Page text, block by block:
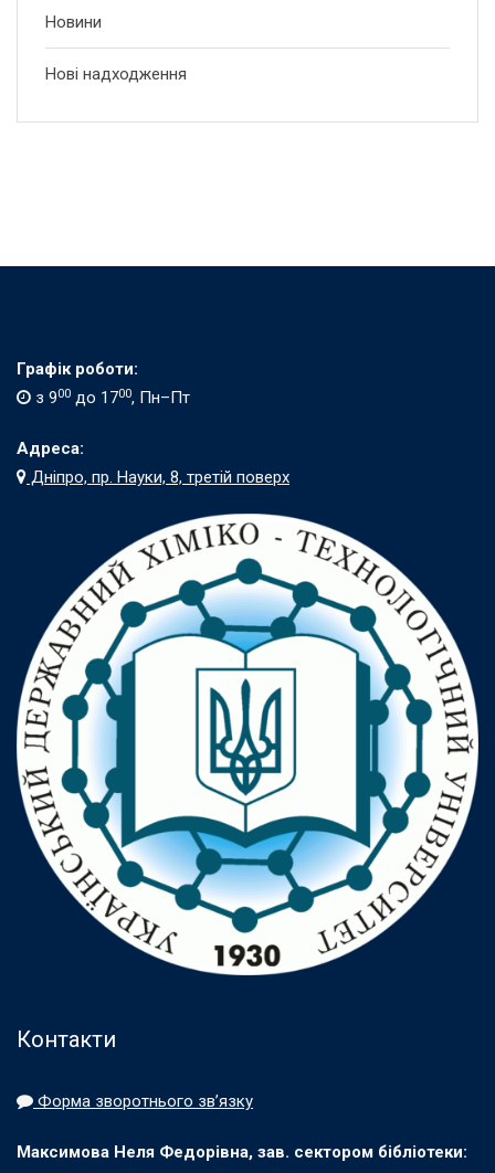
Новини
Нові надходження
Графік роботи:
з 900 до 1700, Пн–Пт
Адреса:
Дніпро, пр. Науки, 8, третій поверх
Контакти
Форма зворотнього зв’язку
Максимова Неля Федорівна, зав. сектором бібліотеки: